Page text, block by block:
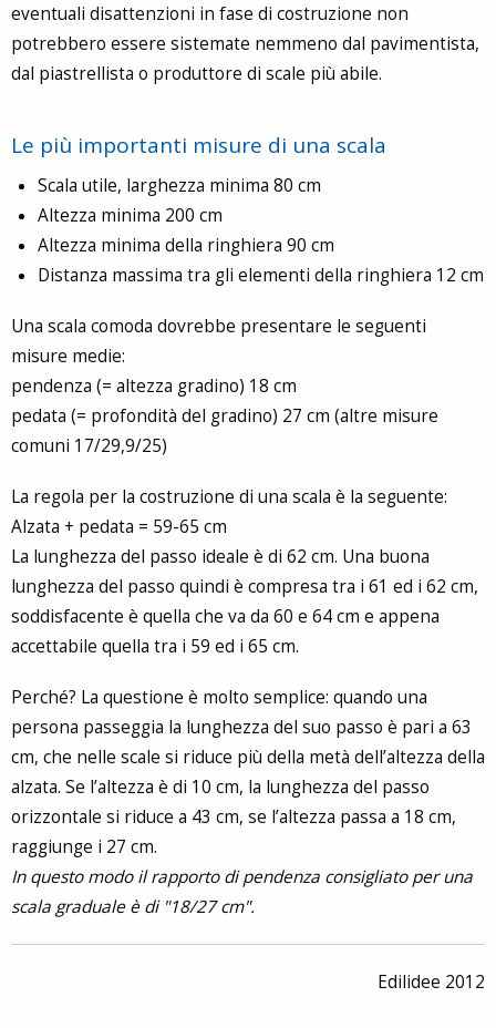
eventuali disattenzioni in fase di costruzione non
potrebbero essere sistemate nemmeno dal pavimentista,
dal piastrellista o produttore di scale più abile.
Le più importanti misure di una scala
Scala utile, larghezza minima 80 cm
Altezza minima 200 cm
Altezza minima della ringhiera 90 cm
Distanza massima tra gli elementi della ringhiera 12 cm
Una scala comoda dovrebbe presentare le seguenti
misure medie:
pendenza (= altezza gradino) 18 cm
pedata (= profondità del gradino) 27 cm (altre misure
comuni 17/29,9/25)
La regola per la costruzione di una scala è la seguente:
Alzata + pedata = 59-65 cm
La lunghezza del passo ideale è di 62 cm. Una buona
lunghezza del passo quindi è compresa tra i 61 ed i 62 cm,
soddisfacente è quella che va da 60 e 64 cm e appena
accettabile quella tra i 59 ed i 65 cm.
Perché? La questione è molto semplice: quando una
persona passeggia la lunghezza del suo passo è pari a 63
cm, che nelle scale si riduce più della metà dell’altezza della
alzata. Se l’altezza è di 10 cm, la lunghezza del passo
orizzontale si riduce a 43 cm, se l’altezza passa a 18 cm,
raggiunge i 27 cm.
In questo modo il rapporto di pendenza consigliato per una
scala graduale è di "18/27 cm".
Edilidee 2012